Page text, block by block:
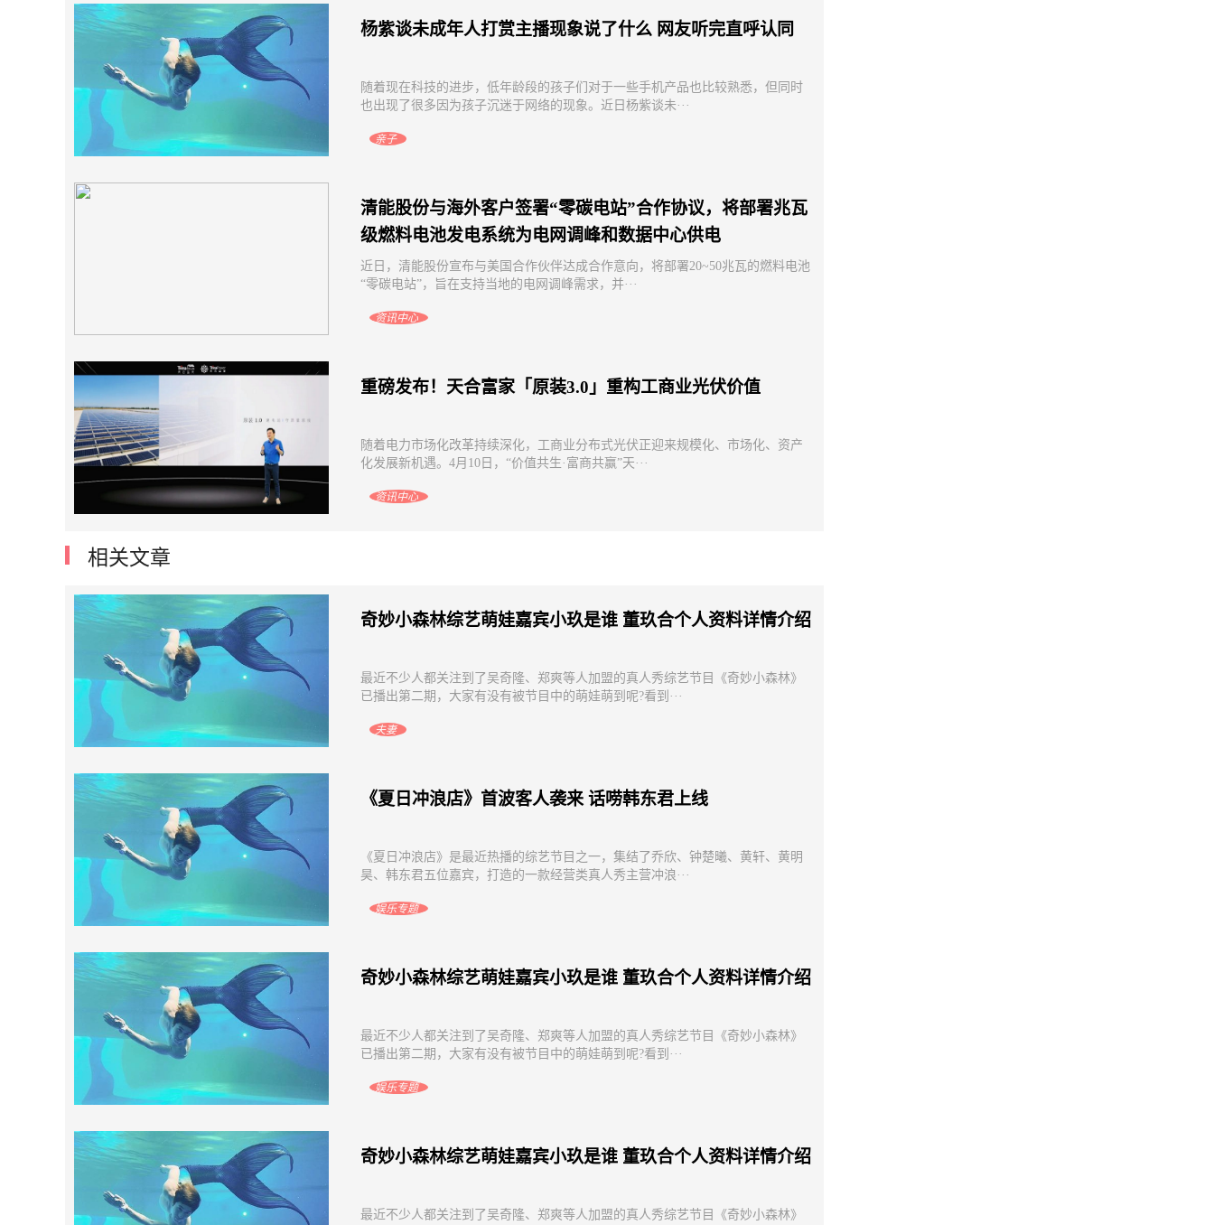
杨紫谈未成年人打赏主播现象说了什么 网友听完直呼认同
随着现在科技的进步，低年龄段的孩子们对于一些手机产品也比较熟悉，但同时
也出现了很多因为孩子沉迷于网络的现象。近日杨紫谈未···
亲子
清能股份与海外客户签署“零碳电站”合作协议，将部署兆瓦
级燃料电池发电系统为电网调峰和数据中心供电
近日，清能股份宣布与美国合作伙伴达成合作意向，将部署20~50兆瓦的燃料电池
“零碳电站”，旨在支持当地的电网调峰需求，并···
资讯中心
重磅发布！天合富家「原装3.0」重构工商业光伏价值
随着电力市场化改革持续深化，工商业分布式光伏正迎来规模化、市场化、资产
化发展新机遇。4月10日，“价值共生·富商共赢”天···
资讯中心
相关文章
奇妙小森林综艺萌娃嘉宾小玖是谁 董玖合个人资料详情介绍
最近不少人都关注到了吴奇隆、郑爽等人加盟的真人秀综艺节目《奇妙小森林》
已播出第二期，大家有没有被节目中的萌娃萌到呢?看到···
夫妻
《夏日冲浪店》首波客人袭来 话唠韩东君上线
《夏日冲浪店》是最近热播的综艺节目之一，集结了乔欣、钟楚曦、黄轩、黄明
昊、韩东君五位嘉宾，打造的一款经营类真人秀主营冲浪···
娱乐专题
奇妙小森林综艺萌娃嘉宾小玖是谁 董玖合个人资料详情介绍
最近不少人都关注到了吴奇隆、郑爽等人加盟的真人秀综艺节目《奇妙小森林》
已播出第二期，大家有没有被节目中的萌娃萌到呢?看到···
娱乐专题
奇妙小森林综艺萌娃嘉宾小玖是谁 董玖合个人资料详情介绍
最近不少人都关注到了吴奇隆、郑爽等人加盟的真人秀综艺节目《奇妙小森林》